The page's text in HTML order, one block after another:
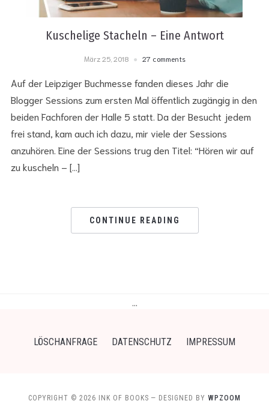
Kuschelige Stacheln – Eine Antwort
März 25, 2018 27 comments
Auf der Leipziger Buchmesse fanden dieses Jahr die
Blogger Sessions zum ersten Mal öffentlich zugängig in den
beiden Fachforen der Halle 5 statt. Da der Besucht jedem
frei stand, kam auch ich dazu, mir viele der Sessions
anzuhören. Eine der Sessions trug den Titel: “Hören wir auf
zu kuscheln – […]
CONTINUE READING
LÖSCHANFRAGE DATENSCHUTZ IMPRESSUM
COPYRIGHT © 2026 INK OF BOOKS — DESIGNED BY WPZOOM